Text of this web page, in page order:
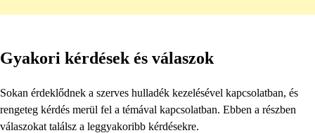
Gyakori kérdések és válaszok
Sokan érdeklődnek a szerves hulladék kezelésével kapcsolatban, és
rengeteg kérdés merül fel a témával kapcsolatban. Ebben a részben
válaszokat találsz a leggyakoribb kérdésekre.